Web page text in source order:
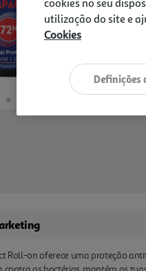
Roll-on oferece uma proteção
cookies no seu
utilização do site e
Cookies
Definições